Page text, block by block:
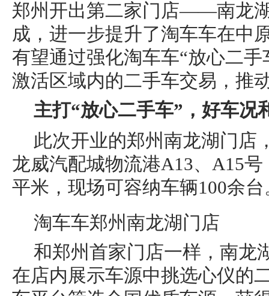
郑州开出第二家门店——南龙
成，进一步提升了淘车车在中
有望通过强化淘车车“放心二
激活区域内的二手车交易，推
主打“放心二手车” ， 好车况
此次开业的郑州南龙湖门店
龙威汽配城物流港A13、A15
平米，现场可容纳车辆100余台
淘车车郑州南龙湖门店
和郑州首家门店一样，南龙
在店内展示车源中挑选心仪的